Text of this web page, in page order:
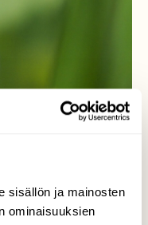
sisällön ja mainosten
ominaisuuksien